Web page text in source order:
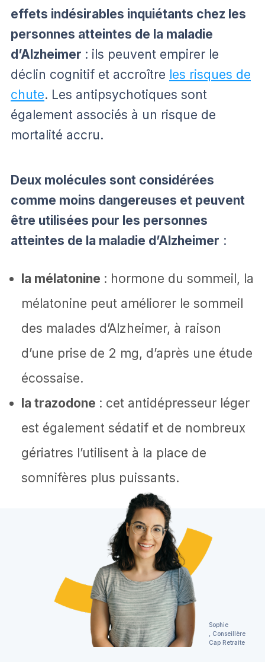
effets indésirables inquiétants chez les
personnes atteintes de la maladie
d’Alzheimer : ils peuvent empirer le
déclin cognitif et accroître les risques de
chute. Les antipsychotiques sont
également associés à un risque de
mortalité accru.
Deux molécules sont considérées
comme moins dangereuses et peuvent
être utilisées pour les personnes
atteintes de la maladie d’Alzheimer :
la mélatonine : hormone du sommeil, la
mélatonine peut améliorer le sommeil
des malades d’Alzheimer, à raison
d’une prise de 2 mg, d’après une étude
écossaise.
la trazodone : cet antidépresseur léger
est également sédatif et de nombreux
gériatres l’utilisent à la place de
somnifères plus puissants.
Sophie
, Conseillère
Cap Retraite